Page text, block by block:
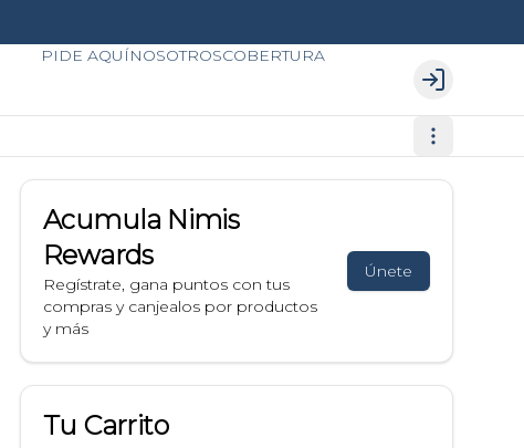
PIDE AQUÍNOSOTROSCOBERTURA
Login
Acumula Nimis
Rewards
Regístrate, gana puntos con tus
compras y canjealos por productos
y más
Únete
Tu Carrito